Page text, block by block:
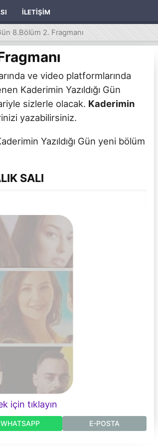
İLETIŞIM
8.Bölüm 2. Fragmanı
ve video platformlarında
Kaderimin Yazıldığı Gün
sizlerle olacak. Kaderimin
yazabilirsiniz.
Yazıldığı Gün yeni bölüm
SALI
için tıklayın
WHATSAPP E-POSTA